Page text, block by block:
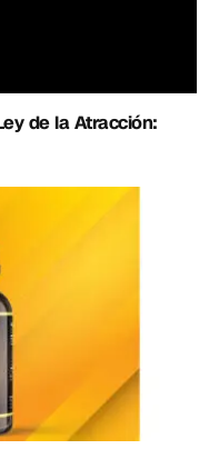
de la Atracción: